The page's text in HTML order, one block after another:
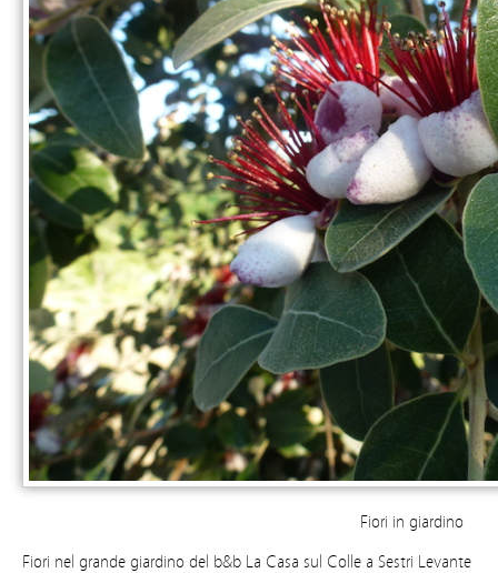
Fiori in giardino
Fiori nel grande giardino del b&b La Casa sul Colle a Sestri Levante